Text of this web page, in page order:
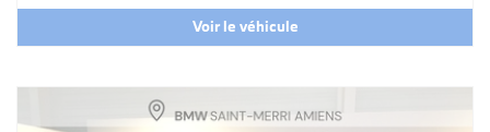
Voir le véhicule